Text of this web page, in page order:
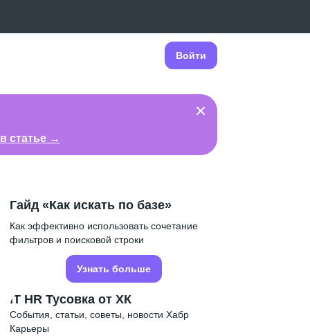
Войти
в статье →
Гайд «Как искать по базе»
Как эффективно использовать сочетание
фильтров и поисковой строки
Узнать больше
IT HR Тусовка от ХК
События, статьи, советы, новости Хабр
Карьеры